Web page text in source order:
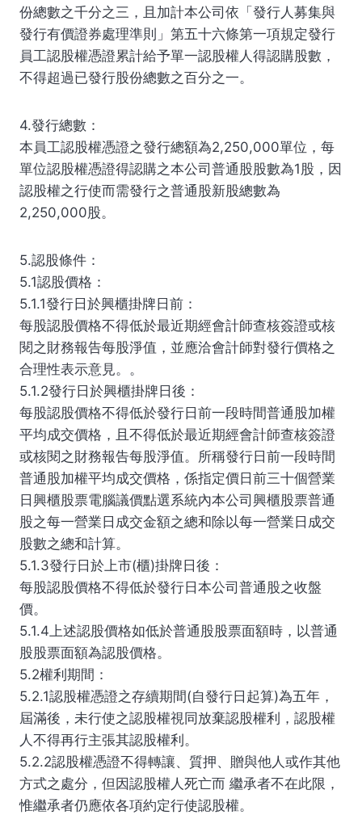
份總數之千分之三，且加計本公司依「發行人募集與
發行有價證券處理準則」第五十六條第一項規定發行
員工認股權憑證累計給予單一認股權人得認購股數，
不得超過已發行股份總數之百分之一。
4.發行總數：
本員工認股權憑證之發行總額為2,250,000單位，每
單位認股權憑證得認購之本公司普通股股數為1股，因
認股權之行使而需發行之普通股新股總數為
2,250,000股。
5.認股條件：
5.1認股價格：
5.1.1發行日於興櫃掛牌日前：
每股認股價格不得低於最近期經會計師查核簽證或核
閱之財務報告每股淨值，並應洽會計師對發行價格之
合理性表示意見。。
5.1.2發行日於興櫃掛牌日後：
每股認股價格不得低於發行日前一段時間普通股加權
平均成交價格，且不得低於最近期經會計師查核簽證
或核閱之財務報告每股淨值。所稱發行日前一段時間
普通股加權平均成交價格，係指定價日前三十個營業
日興櫃股票電腦議價點選系統內本公司興櫃股票普通
股之每一營業日成交金額之總和除以每一營業日成交
股數之總和計算。
5.1.3發行日於上市(櫃)掛牌日後：
每股認股價格不得低於發行日本公司普通股之收盤
價。
5.1.4上述認股價格如低於普通股股票面額時，以普通
股股票面額為認股價格。
5.2權利期間：
5.2.1認股權憑證之存續期間(自發行日起算)為五年，
屆滿後，未行使之認股權視同放棄認股權利，認股權
人不得再行主張其認股權利。
5.2.2認股權憑證不得轉讓、質押、贈與他人或作其他
方式之處分，但因認股權人死亡而 繼承者不在此限，
惟繼承者仍應依各項約定行使認股權。